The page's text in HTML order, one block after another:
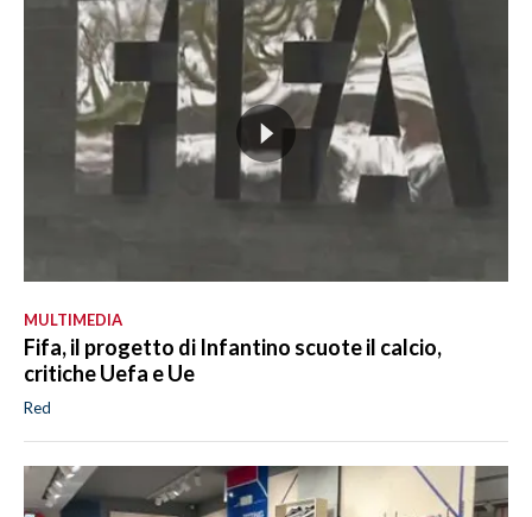
MULTIMEDIA
Fifa, il progetto di Infantino scuote il calcio,
critiche Uefa e Ue
Red